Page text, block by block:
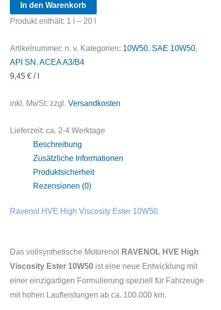
High
Viscosity
10W50
Menge
In den Warenkorb
Produkt enthält: 1
– 20
Artikelnummer: n. v. Kategorien: 10W50, SAE 10W50,
API SN , ACEA A3/B4
9,45 € /
inkl. MwSt. zzgl. Versandkosten
Lieferzeit: ca. 2-4 Werktage
Beschreibung
Zusätzliche Informationen
Produktsicherheit
Rezensionen (0)
Ravenol HVE High Viscosity Ester 10W50
Das vollsynthetische Motorenöl
RAVENOL HVE High
Viscosity Ester 10W50 ist eine neue Entwicklung mit
einer einzigartigen Formulierung speziell für Fahrzeuge
mit hohen Laufleistungen ab ca. 100.000 km.